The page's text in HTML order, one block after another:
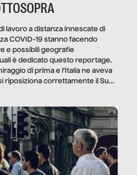
lavoro a distanza innescate di
COVID-19 stanno facendo
e possibili geografie
è dedicato questo reportage.
di prima e l’Italia ne aveva
riposiziona correttamente il Sud